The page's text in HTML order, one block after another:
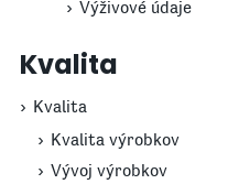
Výživové údaje
Kvalita
Kvalita
Kvalita výrobkov
Vývoj výrobkov